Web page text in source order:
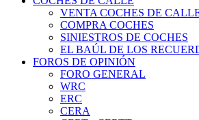
VENTA COCHES DE
COMPRA COCHES
SINIESTROS DE COCHES
EL BAÚL DE LOS
FOROS DE OPINIÓN
FORO GENERAL
WRC
ERC
CERA